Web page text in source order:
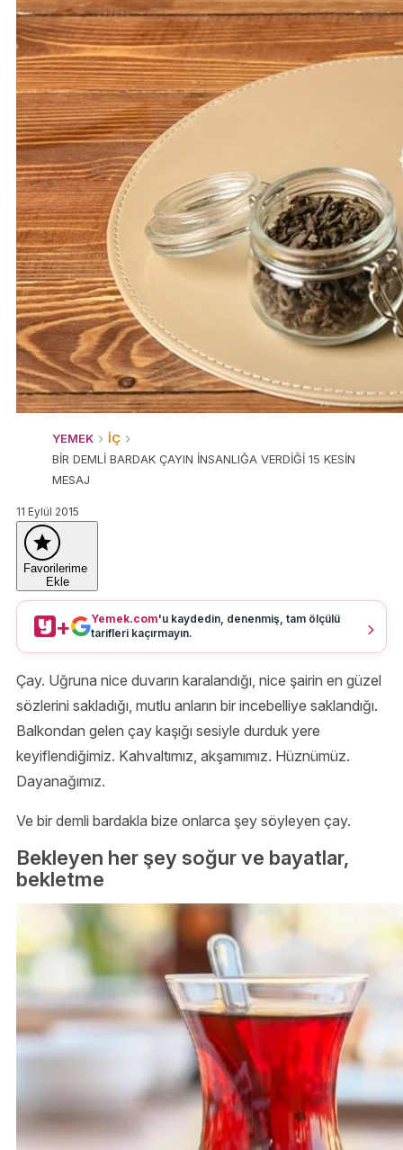
YEMEK
İÇ
BİR DEMLİ BARDAK ÇAYIN İNSANLIĞA VERDİĞİ 15 KESİN
MESAJ
11 Eylül 2015
Favorilerime
Ekle
+ Yemek.com'u kaydedin, denenmiş, tam ölçülü
tarifleri kaçırmayın.
Çay. Uğruna nice duvarın karalandığı, nice şairin en güzel
sözlerini sakladığı, mutlu anların bir incebelliye saklandığı.
Balkondan gelen çay kaşığı sesiyle durduk yere
keyiflendiğimiz. Kahvaltımız, akşamımız. Hüznümüz.
Dayanağımız.
Ve bir demli bardakla bize onlarca şey söyleyen çay.
Bekleyen her şey soğur ve bayatlar,
bekletme